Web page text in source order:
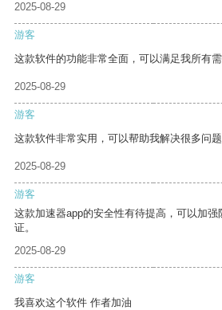
2025-08-29
游客
这款软件的功能非常全面，可以满足我所有需
2025-08-29
游客
这款软件非常实用，可以帮助我解决很多问题
2025-08-29
游客
这款加速器app的安全性有待提高，可以加
证。
2025-08-29
游客
我喜欢这个软件 作者加油